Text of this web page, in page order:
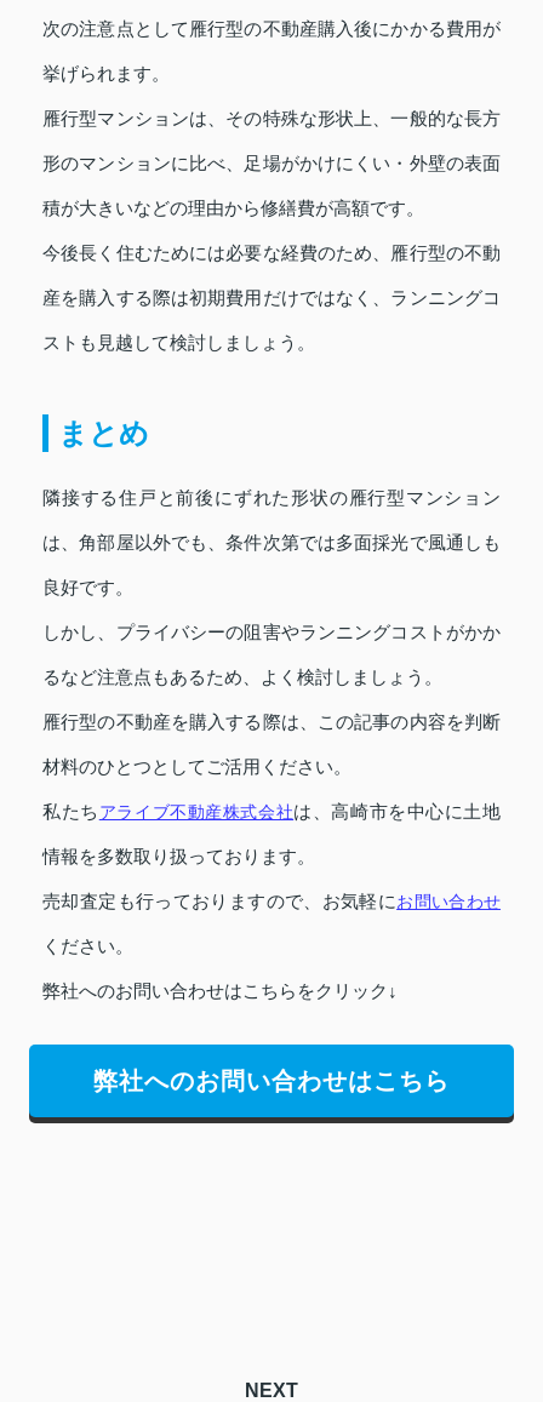
次の注意点として雁行型の不動産購入後にかかる費用が
挙げられます。
雁行型マンションは、その特殊な形状上、一般的な長方
形のマンションに比べ、足場がかけにくい・外壁の表面
積が大きいなどの理由から修繕費が高額です。
今後長く住むためには必要な経費のため、雁行型の不動
産を購入する際は初期費用だけではなく、ランニングコ
ストも見越して検討しましょう。
まとめ
隣接する住戸と前後にずれた形状の雁行型マンション
は、角部屋以外でも、条件次第では多面採光で風通しも
良好です。
しかし、プライバシーの阻害やランニングコストがかか
るなど注意点もあるため、よく検討しましょう。
雁行型の不動産を購入する際は、この記事の内容を判断
材料のひとつとしてご活用ください。
私たち アライブ不動産株式会社は、高崎市を中心に土地
情報を多数取り扱っております。
売却査定も行っておりますので、お気軽にお問い合わせ
ください。
弊社へのお問い合わせはこちらをクリック↓
弊社へのお問い合わせはこちら
NEXT